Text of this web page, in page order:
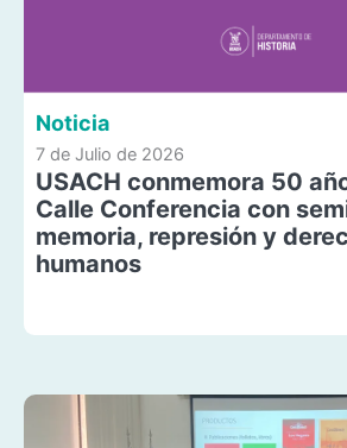
Noticia
7 de Julio de 2026
USACH conmemora 50
Calle Conferencia con
memoria, represión y
humanos